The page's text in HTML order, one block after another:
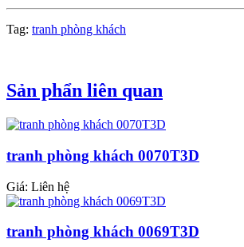
Tag: tranh phòng khách
Sản phẩn liên quan
tranh phòng khách 0070T3D
Giá: Liên hệ
tranh phòng khách 0069T3D